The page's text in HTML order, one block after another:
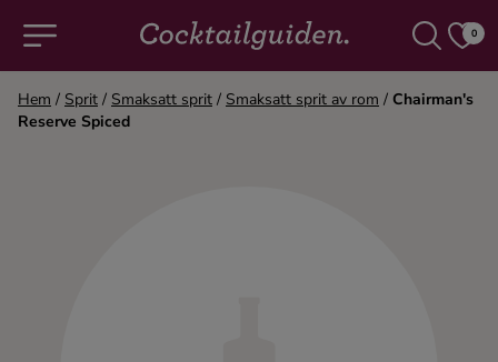
0
COCKTAILS & DRINKAR
Hem / Sprit / Smaksatt sprit / Smaksatt sprit av rom / Chairman's
Reserve Spiced